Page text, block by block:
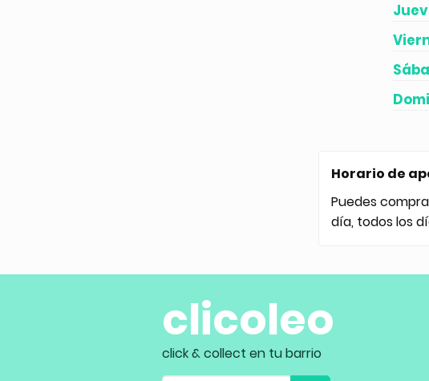
Horario de
Puedes
día, todos los
clicoleo
click & collect en tu barrio